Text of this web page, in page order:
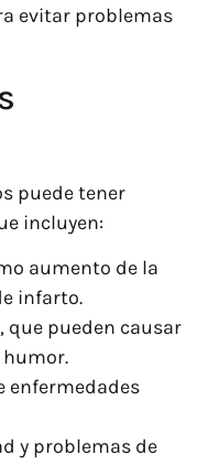
evitar problemas
puede tener
incluyen:
aumento de la
infarto.
que pueden causar
enfermedades
y problemas de